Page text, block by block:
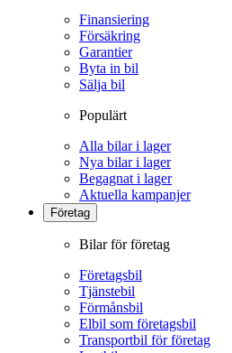
Finansiering
Försäkring
Garantier
Byta in bil
Sälja bil
Populärt
Alla bilar i lager
Nya bilar i lager
Begagnat i lager
Aktuella kampanjer
Företag
Bilar för företag
Företagsbil
Tjänstebil
Förmånsbil
Elbil som företagsbil
Transportbil för företag